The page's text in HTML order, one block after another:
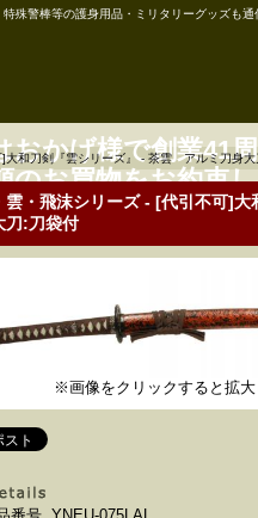
殊警棒等の護身用品・ミリタリーグッズも通
おかげ様で創業41
のお買物をお約束
]大和刀剣『雲シリーズ』 - 茶雲 アルミ刀身大
雲・飛沫シリーズ - [代引不可]
刀:刀袋付
※画像をクリックすると拡大